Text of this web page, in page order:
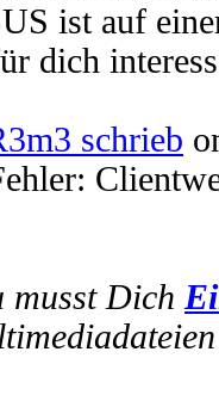
ist auf
dich
schrieb
musst Dich